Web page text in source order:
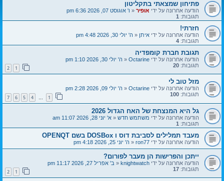
פתיחון שמצאתי בתקליטון
הודעה אחרונה על ידי אופיר«ו' אוגוסט 07, 2026 6:36 pm
תגובות: 1
חזרתי!
הודעה אחרונה על ידי איתן«ה' יולי 30, 2026 4:48 pm
תגובות: 4
תגובת חברת קומפדיה
הודעה אחרונה על ידי Octarine
«ה' יולי 30, 2026 1:10 pm
תגובות: 20
2
מזל טוב לי
הודעה אחרונה על ידי Octarine
«ה' יולי 09, 2026 2:28 pm
תגובות: 100
…
4
5
6
7
גל היא המנצחת של האח הגדול 2026
הודעה אחרונה על ידי משתמש חדש«א' יוני 28, 2026 11:07 am
תגובות: 1
מעבד תמלילים לסביבת דוס ו DOSBox בשם OPENQT
הודעה אחרונה על ידי ron77
«ה' יוני 25, 2026 4:18 pm
ייתכן והפרישות הן מעבר לפורום?
הודעה אחרונה על ידי knightwatch
«ב' אפריל 27, 2026 11:17 pm
תגובות: 17
2